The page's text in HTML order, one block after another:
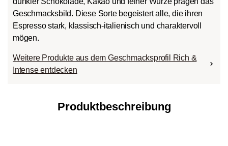
Geschmacksbild. Diese Sorte begeistert alle, die ihren
Espresso stark, klassisch-italienisch und charaktervoll
mögen.
Weitere Produkte aus dem Geschmacksprofil Rich &
Intense entdecken
Produktbeschreibung